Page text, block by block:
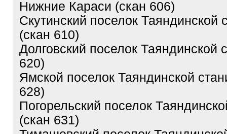
Нижние Караси (скан 606)
Скутинский поселок Таяндинской
(скан 610)
Долговский поселок Таяндинской
620)
Ямской поселок Таяндинской
628)
Погорельский поселок
(скан 631)